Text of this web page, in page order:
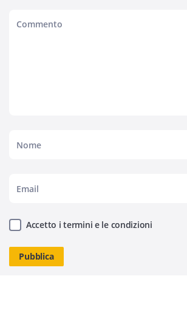
Accetto i termini e le condizioni